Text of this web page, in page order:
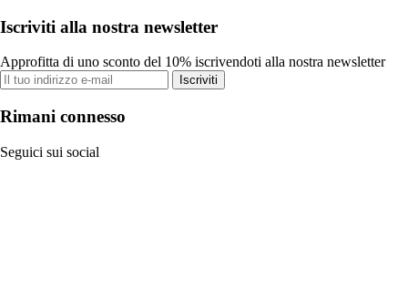
Iscriviti alla nostra newsletter
Approfitta di uno sconto del 10% iscrivendoti alla nostra newsletter
Iscriviti
Rimani connesso
Seguici sui social